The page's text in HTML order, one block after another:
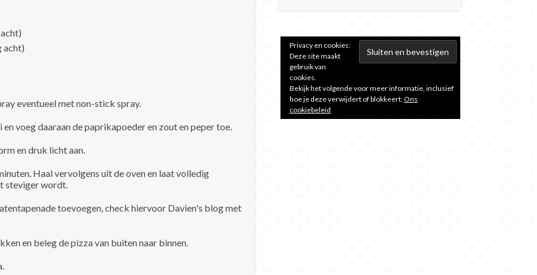
acht)
eventueel met non-stick spray.
voeg daaraan de paprikapoeder en zout en peper toe.
en druk licht aan.
Haal vervolgens uit de oven en laat volledig
steviger wordt.
toevoegen, check hiervoor Davien's blog met
en beleg de pizza van buiten naar binnen.
Privacy en cookies:
Deze site maakt
gebruik van
cookies.
Bekijk het volgende voor meer informatie, inclusief
hoe je deze verwijdert of blokkeert:Ons
cookiebeleid